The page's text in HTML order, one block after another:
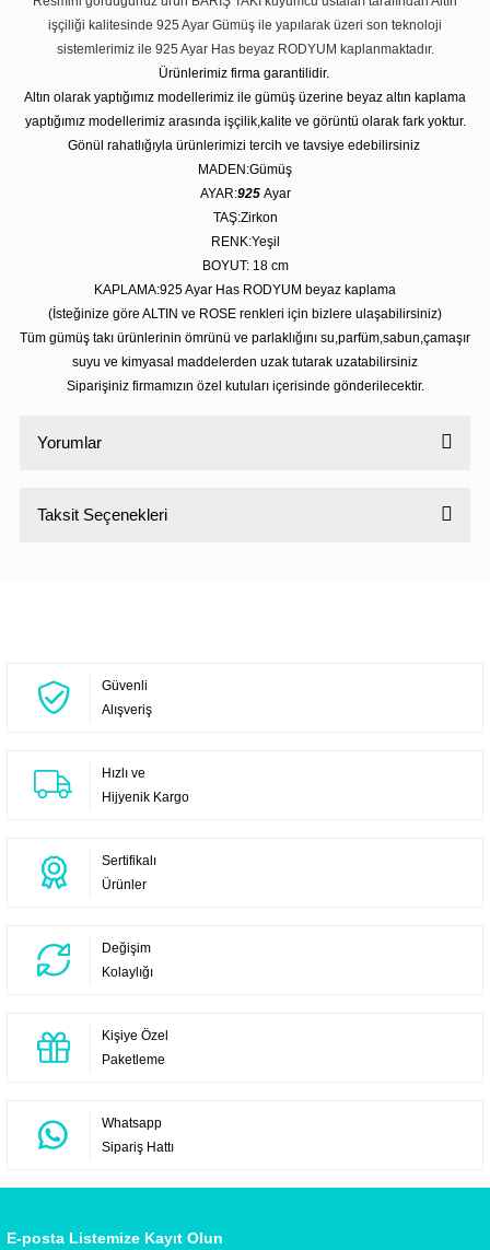
işçiliği kalitesinde 925 Ayar Gümüş ile yapılarak üzeri son teknoloji
sistemlerimiz ile 925 Ayar Has beyaz RODYUM kaplanmaktadır.
Ürünlerimiz firma garantilidir.
Altın olarak yaptığımız modellerimiz ile gümüş üzerine beyaz altın kaplama
yaptığımız modellerimiz arasında işçilik,kalite ve görüntü olarak fark yoktur.
Gönül rahatlığıyla ürünlerimizi tercih ve tavsiye edebilirsiniz
MADEN:Gümüş
AYAR:925 Ayar
TAŞ:Zirkon
RENK:Yeşil
BOYUT: 18 cm
KAPLAMA:925 Ayar Has RODYUM beyaz kaplama
(İsteğinize göre ALTIN ve ROSE renkleri için bizlere ulaşabilirsiniz)
Tüm gümüş takı ürünlerinin ömrünü ve parlaklığını su,parfüm,sabun,çamaşır
suyu ve kimyasal maddelerden uzak tutarak uzatabilirsiniz
Siparişiniz firmamızın özel kutuları içerisinde gönderilecektir.
Yorumlar
Taksit Seçenekleri
Güvenli
Alışveriş
Hızlı ve
Hijyenik Kargo
Sertifikalı
Ürünler
Değişim
Kolaylığı
Kişiye Özel
Paketleme
Whatsapp
Sipariş Hattı
E-posta Listemize Kayıt Olun